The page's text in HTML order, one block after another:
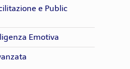
e Public
Emotiva